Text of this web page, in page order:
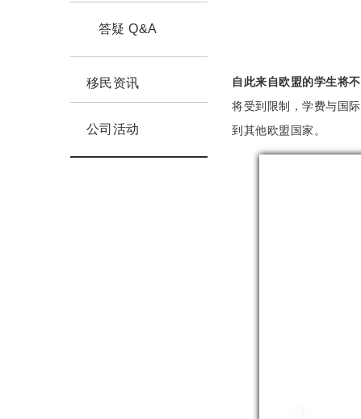
答疑 Q&A
移民资讯
公司活动
自此来自欧盟的学生将
将受到限制，学费与国
到其他欧盟国家。